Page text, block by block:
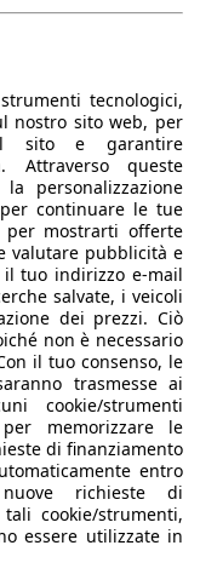
europeo.tecnologici,
nostro sito web, per
sito e garantire
Attraverso queste
personalizzazione
continuare le tue
per mostrarti offerte
valutare pubblicità e
il tuo indirizzo e-mail
salvate, i veicoli
dei prezzi. Ciò
non è necessario
il tuo consenso, le
trasmesse ai
cookie/strumenti
memorizzare le
di finanziamento
entro
richieste di
cookie/strumenti,
essere utilizzate in